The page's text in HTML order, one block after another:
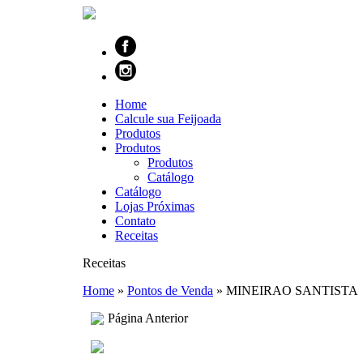
Home
Calcule sua Feijoada
Produtos
Produtos
Produtos
Catálogo
Catálogo
Lojas Próximas
Contato
Receitas
Receitas
Home » Pontos de Venda » MINEIRAO SANTISTA
Página Anterior